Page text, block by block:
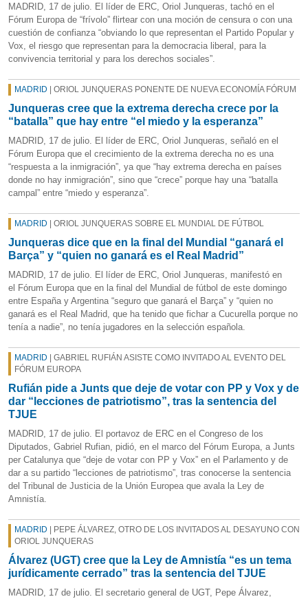
MADRID, 17 de julio. El líder de ERC, Oriol Junqueras, tachó en el
Fórum Europa de “frívolo” flirtear con una moción de censura o con una
cuestión de confianza “obviando lo que representan el Partido Popular y
Vox, el riesgo que representan para la democracia liberal, para la
convivencia territorial y para los derechos sociales”.
MADRID | ORIOL JUNQUERAS PONENTE DE NUEVA ECONOMÍA FÓRUM
Junqueras cree que la extrema derecha crece por la
“batalla” que hay entre “el miedo y la esperanza”
MADRID, 17 de julio. El líder de ERC, Oriol Junqueras, señaló en el
Fórum Europa que el crecimiento de la extrema derecha no es una
“respuesta a la inmigración”, ya que “hay extrema derecha en países
donde no hay inmigración”, sino que “crece” porque hay una “batalla
campal” entre “miedo y esperanza”.
MADRID | ORIOL JUNQUERAS SOBRE EL MUNDIAL DE FÚTBOL
Junqueras dice que en la final del Mundial “ganará el
Barça” y “quien no ganará es el Real Madrid”
MADRID, 17 de julio. El líder de ERC, Oriol Junqueras, manifestó en
el Fórum Europa que en la final del Mundial de fútbol de este domingo
entre España y Argentina “seguro que ganará el Barça” y “quien no
ganará es el Real Madrid, que ha tenido que fichar a Cucurella porque no
tenía a nadie”, no tenía jugadores en la selección española.
MADRID | GABRIEL RUFIÁN ASISTE COMO INVITADO AL EVENTO DEL
FÓRUM EUROPA
Rufián pide a Junts que deje de votar con PP y Vox y de
dar “lecciones de patriotismo”, tras la sentencia del
TJUE
MADRID, 17 de julio. El portavoz de ERC en el Congreso de los
Diputados, Gabriel Rufian, pidió, en el marco del Fórum Europa, a Junts
per Catalunya que “deje de votar con PP y Vox” en el Parlamento y de
dar a su partido “lecciones de patriotismo”, tras conocerse la sentencia
del Tribunal de Justicia de la Unión Europea que avala la Ley de
Amnistía.
MADRID | PEPE ÁLVAREZ, OTRO DE LOS INVITADOS AL DESAYUNO CON
ORIOL JUNQUERAS
Álvarez (UGT) cree que la Ley de Amnistía “es un tema
jurídicamente cerrado” tras la sentencia del TJUE
MADRID, 17 de julio. El secretario general de UGT, Pepe Álvarez,